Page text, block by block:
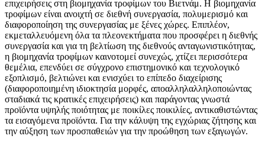
επιχειρήσεις στη βιομηχανία τροφίμων του Βιετνάμ. Η βιομηχανία
τροφίμων είναι ανοιχτή σε διεθνή συνεργασία, πολυμερισμό και
διαφοροποίηση της συνεργασίας με ξένες χώρες. Επιπλέον,
εκμεταλλευόμενη όλα τα πλεονεκτήματα που προσφέρει η διεθνής
συνεργασία και για τη βελτίωση της διεθνούς ανταγωνιστικότητας,
η βιομηχανία τροφίμων καινοτομεί συνεχώς, χτίζει περισσότερα
θεμέλια, επενδύει σε σύγχρονο επιστημονικό και τεχνολογικό
εξοπλισμό, βελτιώνει και ενισχύει το επίπεδο διαχείρισης
(διαφοροποιημένη ιδιοκτησία μορφές, αποαλληλαλληλοποιώντας
σταδιακά τις κρατικές επιχειρήσεις) και παράγοντας γνωστά
προϊόντα υψηλής ποιότητας με ποικίλες ποικιλίες, αντικαθιστώντας
τα εισαγόμενα προϊόντα. Για την κάλυψη της εγχώριας ζήτησης και
την αύξηση των προσπαθειών για την προώθηση των εξαγωγών.